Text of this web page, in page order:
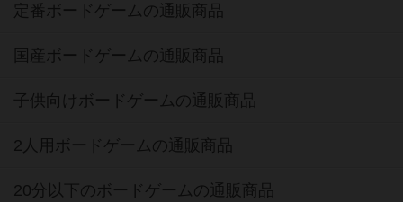
定番ボードゲームの通販商品
国産ボードゲームの通販商品
子供向けボードゲームの通販商品
2人用ボードゲームの通販商品
20分以下のボードゲームの通販商品